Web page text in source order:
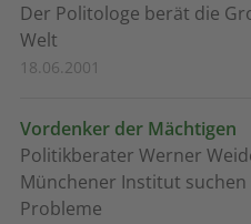
Der Politologe berät die
Welt
18.06.2001
Vordenker der Mächtigen
Politikberater Werner
Münchener Institut
Probleme